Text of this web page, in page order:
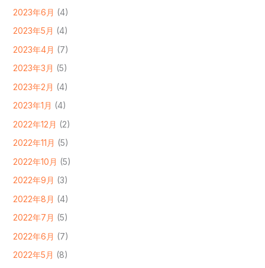
2023年6月 (4)
2023年5月 (4)
2023年4月 (7)
2023年3月 (5)
2023年2月 (4)
2023年1月 (4)
2022年12月 (2)
2022年11月 (5)
2022年10月 (5)
2022年9月 (3)
2022年8月 (4)
2022年7月 (5)
2022年6月 (7)
2022年5月 (8)